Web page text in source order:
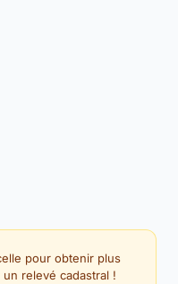
pour obtenir plus
relevé cadastral !